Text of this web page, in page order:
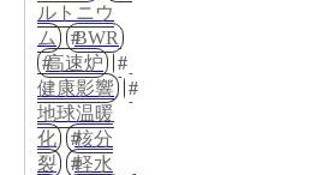
ルトニウ
ム
BWR
高速炉
健康影響
地球温暖
化
核分
裂
軽水